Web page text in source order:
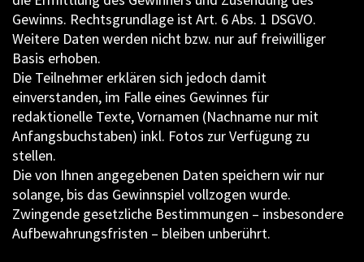
Gewinns. Rechtsgrundlage ist Art. 6 Abs. 1 DSGVO.
Weitere Daten werden nicht bzw. nur auf freiwilliger
Basis erhoben.
Die Teilnehmer erklären sich jedoch damit
einverstanden, im Falle eines Gewinnes für
redaktionelle Texte, Vornamen (Nachname nur mit
Anfangsbuchstaben) inkl. Fotos zur Verfügung zu
stellen.
Die von Ihnen angegebenen Daten speichern wir nur
solange, bis das Gewinnspiel vollzogen wurde.
Zwingende gesetzliche Bestimmungen – insbesondere
Aufbewahrungsfristen – bleiben unberührt.